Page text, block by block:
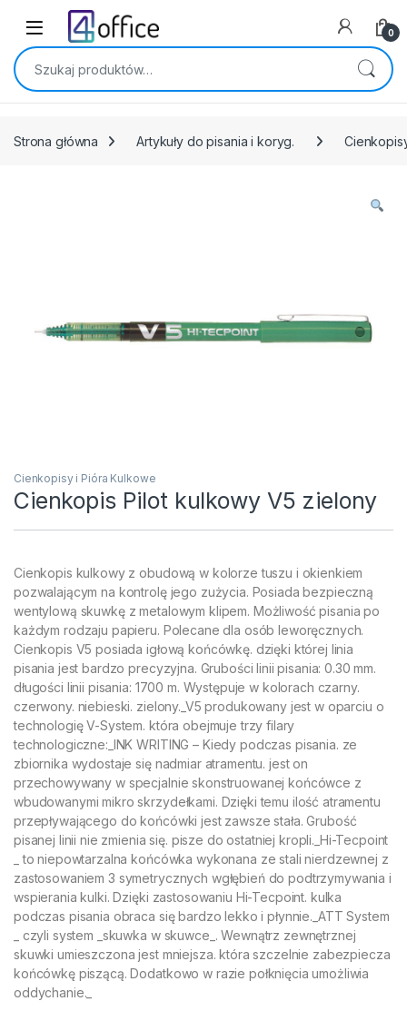
Skip to navigation
Skip to content
0
Szukaj:
Strona główna Artykuły do pisania i koryg.
Cienkopisy i Pióra Kulkowe
Cienkopis Pilot kulkowy V5 zielony
Cienkopis kulkowy z obudową w kolorze tuszu i okienkiem
pozwalającym na kontrolę jego zużycia. Posiada bezpieczną
wentylową skuwkę z metalowym klipem. Możliwość pisania po
każdym rodzaju papieru. Polecane dla osób leworęcznych.
Cienkopis V5 posiada igłową końcówkę. dzięki której linia
pisania jest bardzo precyzyjna. Grubości linii pisania: 0.30 mm.
długości linii pisania: 1700 m. Występuje w kolorach czarny.
czerwony. niebieski. zielony._V5 produkowany jest w oparciu o
technologię V-System. która obejmuje trzy filary
technologiczne:_INK WRITING – Kiedy podczas pisania. ze
zbiornika wydostaje się nadmiar atramentu. jest on
przechowywany w specjalnie skonstruowanej końcówce z
wbudowanymi mikro skrzydełkami. Dzięki temu ilość atramentu
przepływającego do końcówki jest zawsze stała. Grubość
pisanej linii nie zmienia się. pisze do ostatniej kropli._Hi-Tecpoint
_ to niepowtarzalna końcówka wykonana ze stali nierdzewnej z
zastosowaniem 3 symetrycznych wgłębień do podtrzymywania i
wspierania kulki. Dzięki zastosowaniu Hi-Tecpoint. kulka
podczas pisania obraca się bardzo lekko i płynnie._ATT System
_ czyli system _skuwka w skuwce_. Wewnątrz zewnętrznej
skuwki umieszczona jest mniejsza. która szczelnie zabezpiecza
końcówkę piszącą. Dodatkowo w razie połknięcia umożliwia
oddychanie._